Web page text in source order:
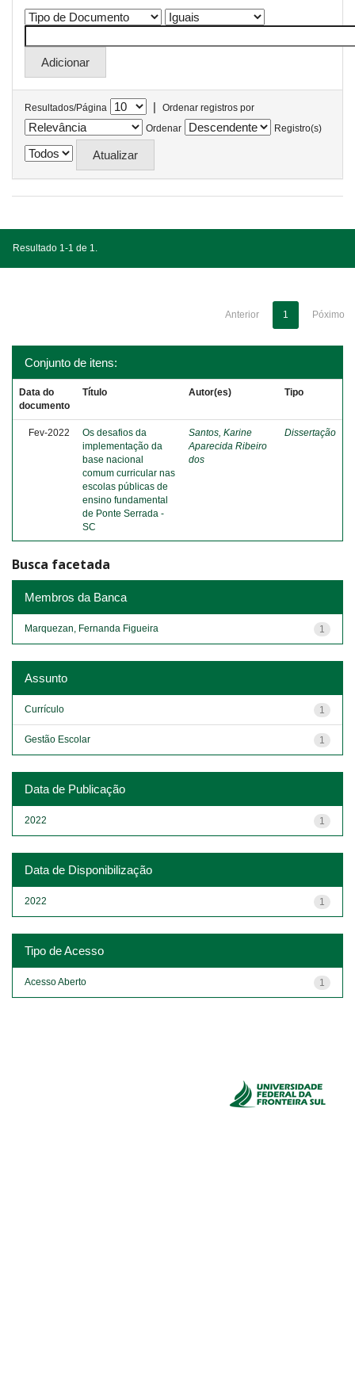
Resultados/Página |
Ordenar registros por
Ordenar
Registro(s)
Resultado 1-1 de 1.
Anterior 1 Póximo
Conjunto de itens:
Data do
documento
Título Autor(es) Tipo
Fev-2022
Os desafios da
implementação da
base nacional
comum curricular nas
escolas públicas de
ensino fundamental
de Ponte Serrada -
SC
Santos, Karine
Aparecida Ribeiro
dos
Dissertação
Busca facetada
Membros da Banca
1
Marquezan, Fernanda Figueira
Assunto
1
Currículo
1
Gestão Escolar
Data de Publicação
1
2022
Data de Disponibilização
1
2022
Tipo de Acesso
1
Acesso Aberto